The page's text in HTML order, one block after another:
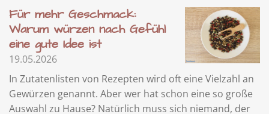
Für mehr Geschmack:
Warum würzen nach Gefühl
eine gute Idee ist
19.05.2026
In Zutatenlisten von Rezepten wird oft eine Vielzahl an
Gewürzen genannt. Aber wer hat schon eine so große
Auswahl zu Hause? Natürlich muss sich niemand, der